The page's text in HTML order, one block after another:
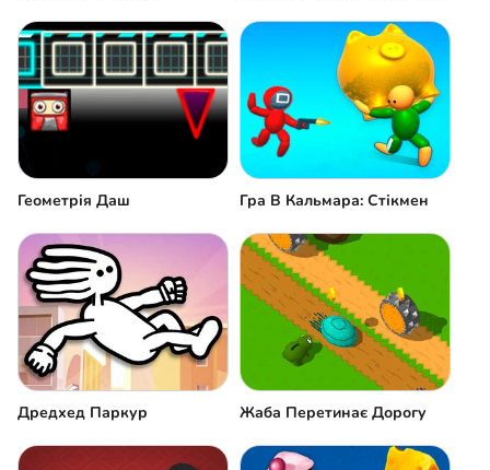
Геометрія Даш Гра В Кальмара: Стікмен
Дредхед Паркур Жаба Перетинає Дорогу